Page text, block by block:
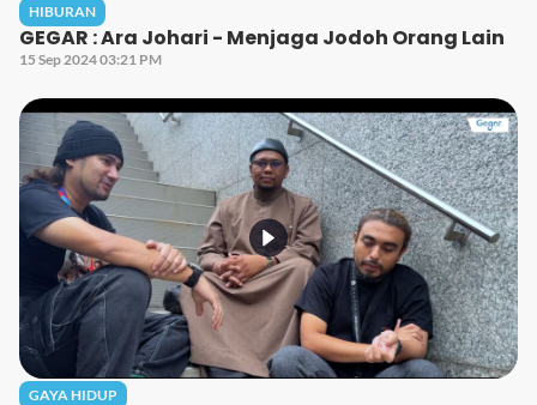
HIBURAN
GEGAR : Ara Johari - Menjaga Jodoh Orang Lain
15 Sep 2024 03:21 PM
GAYA HIDUP